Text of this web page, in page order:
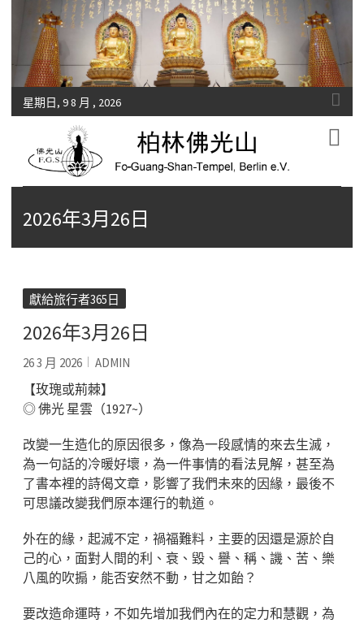
星期日, 9 8 月 , 2026
Fo-Guang-Shan-Tempel, Berlin e.V.
2026年3月26日
獻給旅行者365日
2026年3月26日
26 3 月 2026 ADMIN
【玫瑰或荊棘】
◎ 佛光 星雲（1927~）
改變一生造化的原因很多，像為一段感情的來去生滅，
為一句話的冷暖好壞，為一件事情的看法見解，甚至為
了書本裡的詩偈文章，影響了我們未來的因緣，最後不
可思議改變我們原本運行的軌道。
外在的緣，起滅不定，禍福難料，主要的因還是源於自
己的心，面對人間的利、衰、毀、譽、稱、譏、苦、樂
八風的吹搧，能否安然不動，甘之如飴？
要改造命運時，不如先增加我們內在的定力和慧觀，為